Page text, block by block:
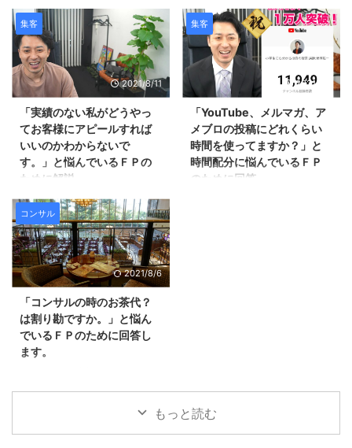
万人超！ 総動画数４６９本、累
計再生回数２００万回 大学卒業
後、郵政事業庁に入り、ゆうちょ
とカンポの営業職に従事し５年勤
務。 その後、女性向けのマネー
講座を主催するＦＰ事務所に転
職。 講師として５００回以上、
セミナーに登壇する。 福岡県職
員向けや、年商３００億円企業の
社員向けセミナーも担当。 ２０
１５年４月に独立。日本では珍し
「現在、非金融の会社員で、いず
れはFPで起業が出来ればと思っ
ていますが、何からどのように始
めれば良いかも分かりません。」
というお悩みが届いたので回答し
ますね。 ＣＦＰの試験勉強をし
ているそうですが、集中できてい
ないそうです。 質問の全文はこ
ちらです。 Ｑ：「いずれＦＰで
起業したいけど、何から始めれば
良いか分からない！」 ペンネー
ム：友蔵さん 鬼塚様 現在、非金
集客
2021/8/11
「実績のない私がどうやっ
てお客様にアピールすれば
いいのかわからないで
す。」と悩んでいるＦＰの
ために解説
こんばんは。鬼塚祐一です。
「実績のない私がどうやってお客
様にアピールすればいいのかわか
らないです。」 というお悩みが
届きましたので回答したいと思い
ます。 ＦＰを始めて半年ほどだ
です。 Ｑ：「実績のない私がど
うやってお客様にアピールすれば
いいのかわからないです。」 ペ
ンネーム：りんりんさん 鬼塚さ
せんが、ブログとメルマガの導線
は構築しつつあります。 今後は
集客
2021/8/7
「YouTube、メルマガ、ア
メブロの投稿にどれくらい
時間を使ってますか？」と
時間配分に悩んでいるＦＰ
のために回答
は月１６通ほど・アメブロにいた
っては撤退 という状態です。 ３
コンサル
2021/8/6
「コンサルの時のお茶代？
は割り勘ですか。」と悩ん
でいるＦＰのために回答し
ます。
きました。 ホテルのラウンジな
どで個別コンサルをした場合のお
もっと読む